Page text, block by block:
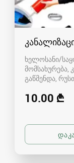
ხელოსანი/
მომსახურება,
გაწმენდა
10.00 ₾